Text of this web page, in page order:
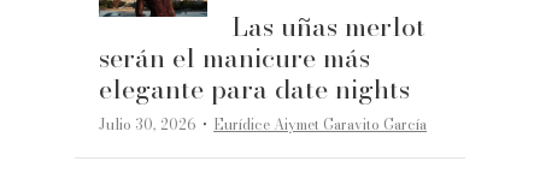
Las uñas merlot
serán el manicure más
elegante para date nights
Julio 30, 2026 ·Eurídice Aiymet Garavito García